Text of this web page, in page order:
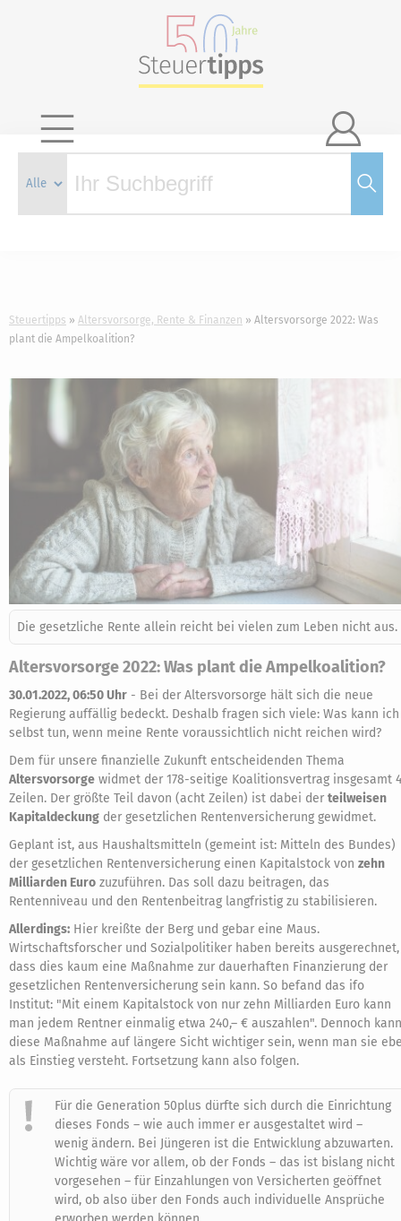

Steuertipps Altersvorsorge, Rente & Finanzen
Altersvorsorge 2022: Was
plant die Ampelkoalition?
Die gesetzliche Rente allein reicht bei vielen zum Leben nicht aus.
Altersvorsorge 2022: Was plant die Ampelkoalition?
30.01.2022, 06:50 Uhr - Bei der Altersvorsorge hält sich die neue
Regierung auffällig bedeckt. Deshalb fragen sich viele: Was kann ich
selbst tun, wenn meine Rente voraussichtlich nicht reichen wird?
Dem für unsere finanzielle Zukunft entscheidenden Thema
Altersvorsorge widmet der 178-seitige Koalitionsvertrag insgesamt
Zeilen. Der größte Teil davon (acht Zeilen) ist dabei der teilweisen
Kapitaldeckung der gesetzlichen Rentenversicherung gewidmet.
Geplant ist, aus Haushaltsmitteln (gemeint ist: Mitteln des Bundes)
der gesetzlichen Rentenversicherung einen Kapitalstock von zehn
Milliarden Euro zuzuführen. Das soll dazu beitragen, das
Rentenniveau und den Rentenbeitrag langfristig zu stabilisieren.
Allerdings: Hier kreißte der Berg und gebar eine Maus.
Wirtschaftsforscher und Sozialpolitiker haben bereits ausgerechnet,
dass dies kaum eine Maßnahme zur dauerhaften Finanzierung der
gesetzlichen Rentenversicherung sein kann. So befand das ifo
Institut: "Mit einem Kapitalstock von nur zehn Milliarden Euro kann
man jedem Rentner einmalig etwa 240,– € auszahlen". Dennoch kann
diese Maßnahme auf längere Sicht wichtiger sein, wenn man sie
als Einstieg versteht. Fortsetzung kann also folgen.
Für die Generation 50plus dürfte sich durch die Einrichtung
dieses Fonds – wie auch immer er ausgestaltet wird –
wenig ändern. Bei Jüngeren ist die Entwicklung abzuwarten.
Wichtig wäre vor allem, ob der Fonds – das ist bislang nicht
vorgesehen – für Einzahlungen von Versicherten geöffnet
wird, ob also über den Fonds auch individuelle Ansprüche